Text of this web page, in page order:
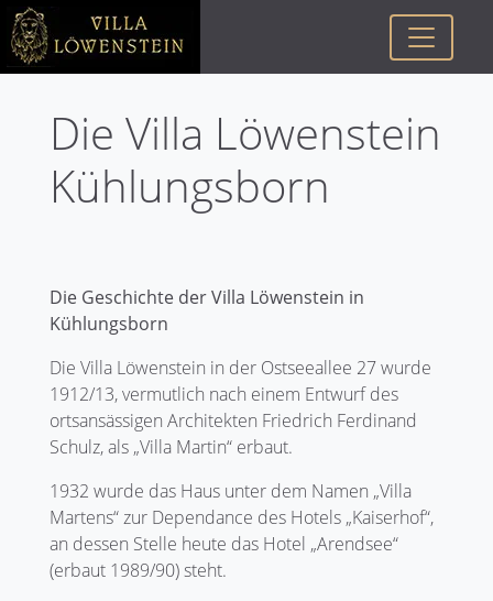
Die Villa Löwenstein
Kühlungsborn
Die Geschichte der Villa Löwenstein in
Kühlungsborn
Die Villa Löwenstein in der Ostseeallee 27 wurde
1912/13, vermutlich nach einem Entwurf des
ortsansässigen Architekten Friedrich Ferdinand
Schulz, als „Villa Martin“ erbaut.
1932 wurde das Haus unter dem Namen „Villa
Martens“ zur Dependance des Hotels „Kaiserhof“,
an dessen Stelle heute das Hotel „Arendsee“
(erbaut 1989/90) steht.